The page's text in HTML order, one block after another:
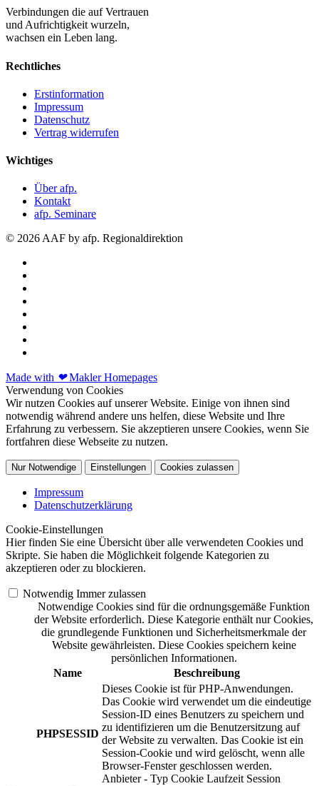
Verbindungen die auf Vertrauen
und Aufrichtigkeit wurzeln,
wachsen ein Leben lang.
Rechtliches
Erstinformation
Impressum
Datenschutz
Vertrag widerrufen
Wichtiges
Über afp.
Kontakt
afp. Seminare
© 2026 AAF by afp. Regionaldirektion
Made with ❤Makler Homepages
Verwendung von Cookies
Wir nutzen Cookies auf unserer Website. Einige von ihnen sind
notwendig während andere uns helfen, diese Website und Ihre
Erfahrung zu verbessern. Sie akzeptieren unsere Cookies, wenn Sie
fortfahren diese Webseite zu nutzen.
Nur Notwendige Einstellungen Cookies zulassen
Impressum
Datenschutzerklärung
Cookie-Einstellungen
Hier finden Sie eine Übersicht über alle verwendeten Cookies und
Skripte. Sie haben die Möglichkeit folgende Kategorien zu
akzeptieren oder zu blockieren.
Notwendig Immer zulassen
Notwendige Cookies sind für die ordnungsgemäße Funktion
der Website erforderlich. Diese Kategorie enthält nur Cookies,
die grundlegende Funktionen und Sicherheitsmerkmale der
Website gewährleisten. Diese Cookies speichern keine
persönlichen Informationen.
Name
Beschreibung
PHPSESSID
Dieses Cookie ist für PHP-Anwendungen.
Das Cookie wird verwendet um die eindeutige
Session-ID eines Benutzers zu speichern und
zu identifizieren um die Benutzersitzung auf
der Website zu verwalten. Das Cookie ist ein
Session-Cookie und wird gelöscht, wenn alle
Browser-Fenster geschlossen werden.
Anbieter - Typ Cookie Laufzeit Session